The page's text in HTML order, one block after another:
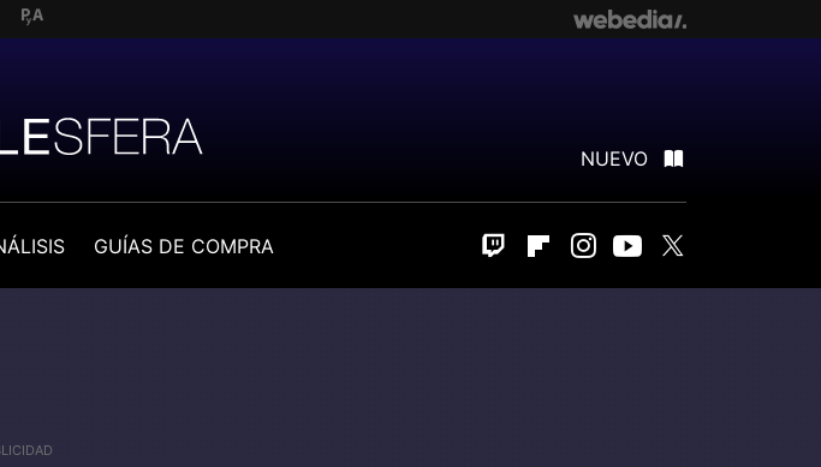
NUEVO
GUÍAS DE COMPRA Twitch FlipboardInstagram
Youtube